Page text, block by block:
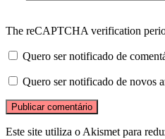
The reCAPTCHA verification
Quero ser notificado de
Quero ser notificado de novos
Este site utiliza o Akismet para